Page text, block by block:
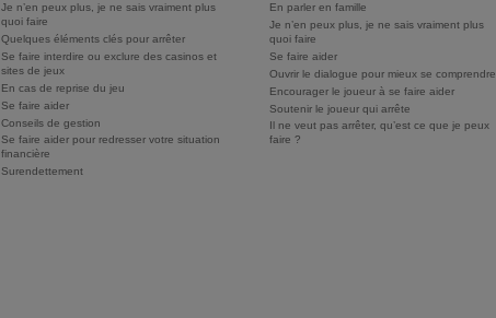
Je n’en peux plus, je ne sais vraiment plus
quoi faire
Quelques éléments clés pour arrêter
Se faire interdire ou exclure des casinos et
sites de jeux
En cas de reprise du jeu
Se faire aider
Conseils de gestion
Se faire aider pour redresser votre situation
financière
Surendettement
En parler en famille
Je n’en peux plus, je ne sais vraiment plus
quoi faire
Se faire aider
Ouvrir le dialogue pour mieux se comprendre
Encourager le joueur à se faire aider
Soutenir le joueur qui arrête
Il ne veut pas arrêter, qu’est ce que je peux
faire ?